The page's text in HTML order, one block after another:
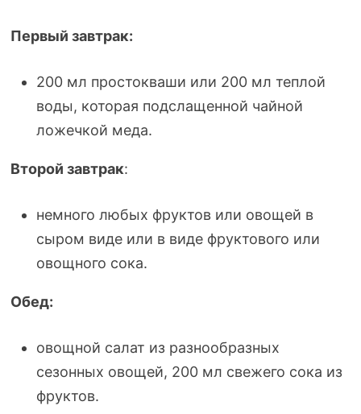
Первый завтрак:
200 мл простокваши или 200 мл теплой
воды, которая подслащенной чайной
ложечкой меда.
Второй завтрак:
немного любых фруктов или овощей в
сыром виде или в виде фруктового или
овощного сока.
Обед:
овощной салат из разнообразных
сезонных овощей, 200 мл свежего сока из
фруктов.